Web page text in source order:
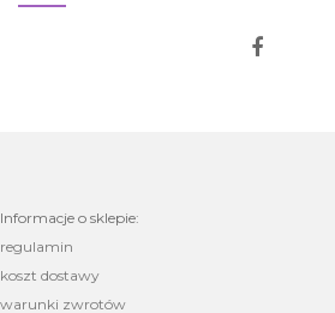
Informacje o sklepie:
regulamin
koszt dostawy
warunki zwrotów